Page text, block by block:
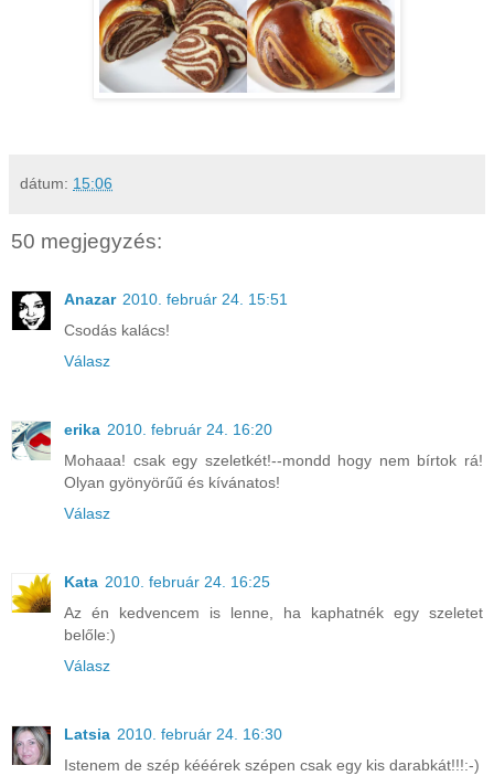
dátum: 15:06
50 megjegyzés:
Anazar 2010. február 24. 15:51
Csodás kalács!
Válasz
erika 2010. február 24. 16:20
Mohaaa! csak egy szeletkét!--mondd hogy nem bírtok rá!
Olyan gyönyörűű és kívánatos!
Válasz
Kata 2010. február 24. 16:25
Az én kedvencem is lenne, ha kaphatnék egy szeletet
belőle:)
Válasz
Latsia 2010. február 24. 16:30
Istenem de szép kééérek szépen csak egy kis darabkát!!!:-)